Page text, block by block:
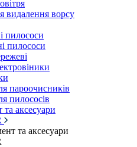
ворсу
пилососи
пилососи
пароочисників
пилососів
аксесуари
та аксесуари